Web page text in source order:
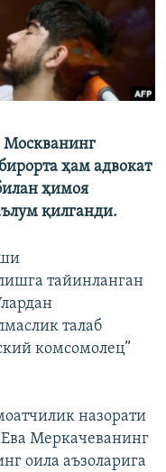
Москванинг
ҳам адвокат
ҳимоя
қилганди.
тайинланган
талаб
комсомолец”
назорати
Меркачеванинг
оила аъзоларига